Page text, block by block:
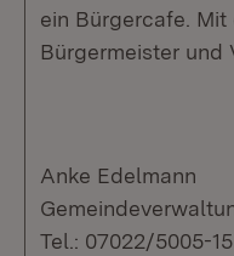
ein Bürgercafe.
Bürgermeister und
Anke Edelmann
Tel.: 07022/5005-15